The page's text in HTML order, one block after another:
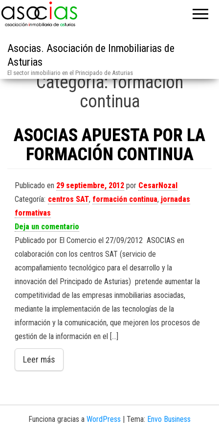
Asocias. Asociación de Inmobiliarias de
Asturias
El sector inmobiliario en el Principado de Asturias
Categoría:formación
continua
ASOCIAS APUESTA POR LA
FORMACIÓN CONTINUA
Publicado en 29 septiembre, 2012 por CesarNozal
Categoría: centros SAT, formación continua, jornadas
formativas
Deja un comentario
Publicado por El Comercio el 27/09/2012 ASOCIAS en
colaboración con los centros SAT (servicio de
acompañamiento tecnológico para el desarrollo y la
innovación del Principado de Asturias) pretende aumentar la
competitividad de las empresas inmobiliarias asociadas,
mediante la implementación de las tecnologías de la
información y la comunicación, que mejoren los procesos de
gestión de la información en el […]
Leer más
Funciona gracias a WordPress | Tema: Envo Business